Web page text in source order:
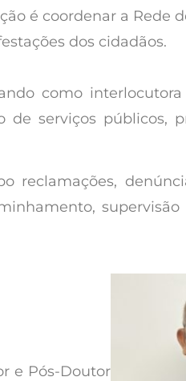
é coordenar a Rede
dos cidadãos.
como
serviços públicos,
reclamações,
e Pós-Doutor